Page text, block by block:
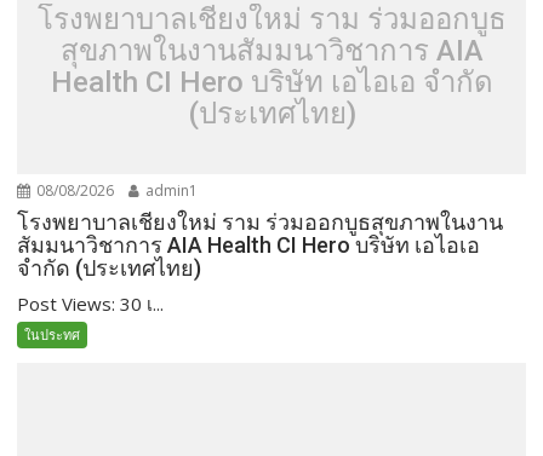
โรงพยาบาลเชียงใหม่ ราม ร่วมออกบูธ
สุขภาพในงานสัมมนาวิชาการ AIA
Health CI Hero บริษัท เอไอเอ จำกัด
(ประเทศไทย)
08/08/2026 admin1
โรงพยาบาลเชียงใหม่ ราม ร่วมออกบูธสุขภาพในงาน
สัมมนาวิชาการ AIA Health CI Hero บริษัท เอไอเอ
จำกัด (ประเทศไทย)
Post Views: 30 เ...
ในประทศ